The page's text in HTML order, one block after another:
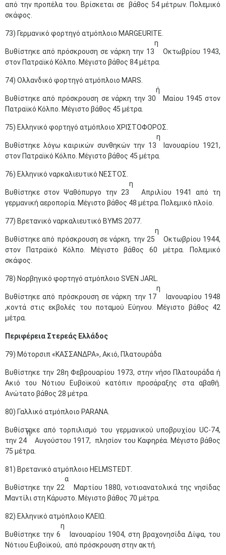
από την προπέλα του. Βρίσκεται σε βάθος 54 μέτρων. Πολεμικό
σκάφος.
73) Γερμανικό φορτηγό ατμόπλοιο MARGEURITE.
Βυθίστηκε από πρόσκρουση σε νάρκη την 13
η
Οκτωβρίου 1943,
στον Πατραϊκό Κόλπο. Μέγιστο βάθος 84 μέτρα.
74) Ολλανδικό φορτηγό ατμόπλοιο MARS.
Βυθίστηκε από πρόσκρουση σε νάρκη την 30
ή
Μαίου 1945 στον
Πατραϊκό Κόλπο. Μέγιστο βάθος 45 μέτρα.
75) Ελληνικό φορτηγό ατμόπλοιο ΧΡΙΣΤΟΦΟΡΟΣ.
Βυθίστηκε λόγω καιρικών συνθηκών την 13
η
Ιανουαρίου 1921,
στον Πατραϊκό Κόλπο. Μέγιστο βάθος 45 μέτρα.
76) Ελληνικό ναρκαλιευτικό ΝΕΣΤΟΣ.
Βυθίστηκε στον Ψαθόπυργο την 23
η
Απριλίου 1941 από τη
γερμανική αεροπορία. Μέγιστο βάθος 48 μέτρα. Πολεμικό πλοίο.
77) Βρετανικό ναρκαλιευτικό ΒΥΜS 2077.
Βυθίστηκε από πρόσκρουση σε νάρκη, την 25
η
Οκτωβρίου 1944,
στον Πατραϊκό Κόλπο. Μέγιστο βάθος 60 μέτρα. Πολεμικό
σκάφος.
78) Νορβηγικό φορτηγό ατμόπλοιο SVEN JARL.
Βυθίστηκε από πρόσκρουση σε νάρκη την 17
η
Ιανουαρίου 1948
,κοντά στις εκβολές του ποταμού Εύηνου. Μέγιστο βάθος 42
μέτρα.
Περιφέρεια Στερεάς Ελλάδος
79) Μότορσιπ «ΚΑΣΣΑΝΔΡΑ», Ακιό, Πλατουράδα
Βυθίστηκε την 28η Φεβρουαρίου 1973, στην νήσο Πλατουράδα ή
Ακιό του Νότιου Ευβοϊκού κατόπιν προσάραξης στα αβαθή.
Ανώτατο βάθος 28 μέτρα.
80) Γαλλικό ατμόπλοιο PARANA.
Βυθίστηκε από τορπιλισμό του γερμανικού υποβρυχίου UC-74,
την 24
η
Αυγούστου 1917, πλησίον του Καφηρέα. Μέγιστο βάθος
75 μέτρα.
81) Βρετανικό ατμόπλοιο HELMSTEDT.
Βυθίστηκε την 22
α
Μαρτίου 1880, νοτιοανατολικά της νησίδας
Μαντίλι στη Κάρυστο. Μέγιστο βάθος 70 μέτρα.
82) Ελληνικό ατμόπλοιο ΚΛΕΙΩ.
Βυθίστηκε την 6
η
Ιανουαρίου 1904, στη βραχονησίδα Δίψα, του
Νότιου Ευβοϊκού, από πρόσκρουση στην ακτή.